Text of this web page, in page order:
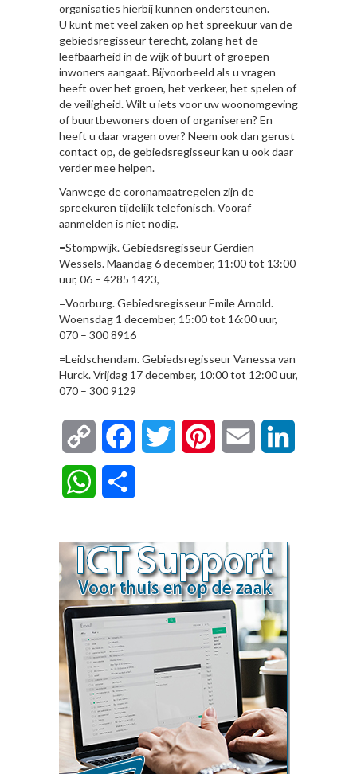
organisaties hierbij kunnen ondersteunen.
U kunt met veel zaken op het spreekuur van de
gebiedsregisseur terecht, zolang het de
leefbaarheid in de wijk of buurt of groepen
inwoners aangaat. Bijvoorbeeld als u vragen
heeft over het groen, het verkeer, het spelen of
de veiligheid. Wilt u iets voor uw woonomgeving
of buurtbewoners doen of organiseren? En
heeft u daar vragen over? Neem ook dan gerust
contact op, de gebiedsregisseur kan u ook daar
verder mee helpen.
Vanwege de coronamaatregelen zijn de
spreekuren tijdelijk telefonisch. Vooraf
aanmelden is niet nodig.
=Stompwijk. Gebiedsregisseur Gerdien
Wessels. Maandag 6 december, 11:00 tot 13:00
uur, 06 – 4285 1423,
=Voorburg. Gebiedsregisseur Emile Arnold.
Woensdag 1 december, 15:00 tot 16:00 uur,
070 – 300 8916
=Leidschendam. Gebiedsregisseur Vanessa van
Hurck. Vrijdag 17 december, 10:00 tot 12:00 uur,
070 – 300 9129
Copy
Link
FacebookTwitter Pinterest Email
WhatsApp